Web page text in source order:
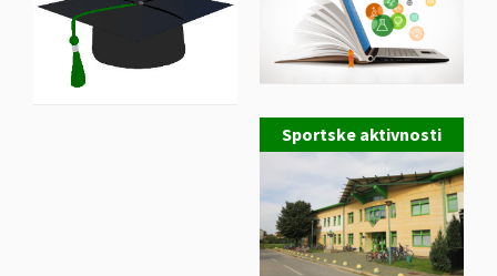
Sportske aktivnosti